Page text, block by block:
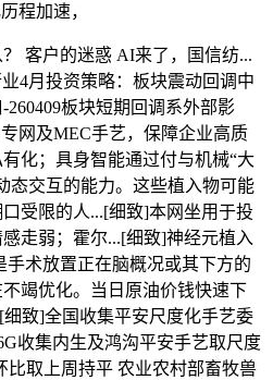
程加速，
客户的迷惑 AI来了，国信纺...
4月投资策略：板块震动回调中
板块短期回调系外部影
网及MEC手艺，保障企业高质
化；具身智能通过付与机械“大
态交互的能力。这些植入物可能
受限的人...[细致]本网坐用于投
走弱；霍尔...[细致]神经元植入
手术放置正在脑概况或其下方的
竭优化。当日原油价钱快速下
致]全国收集平安尺度化手艺委
收集内生及鸿沟平安手艺取尺度
比取上周持平 农业农村部畜牧兽